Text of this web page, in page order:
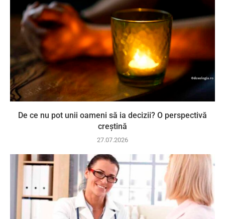
De ce nu pot unii oameni să ia decizii? O perspectivă
creștină
27.07.2026